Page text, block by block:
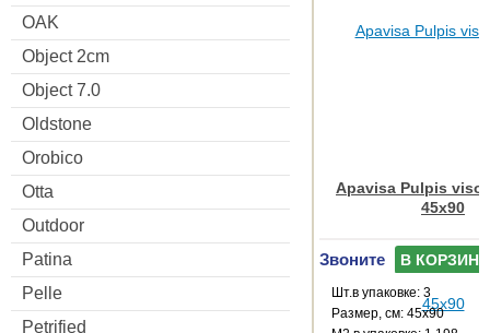
OAK
Object 2cm
Object 7.0
Oldstone
Orobico
Otta
Outdoor
Patina
Pelle
Petrified
Apavisa Pulpis
45x90
Звоните В КОРЗИНУ
Шт.в упаковке: 3
Размер, см: 45x90